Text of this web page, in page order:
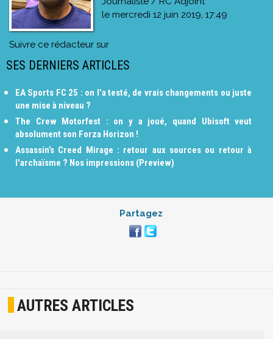
le mercredi 12 juin 2019, 17:49
Suivre ce rédacteur sur
SES DERNIERS ARTICLES
EA Sports FC 25 : on l'a testé, de vrais changements ou juste
une mise à niveau ?
The Crew Motorfest : on y a joué, quand Ubisoft veut
absolument son Forza Horizon !
Assassin’s Creed Mirage : retour aux sources ou retour à
l'archaïsme ? Nos impressions (Preview)
Partagez
AUTRES ARTICLES